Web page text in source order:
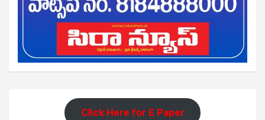
Click Here for E Paper